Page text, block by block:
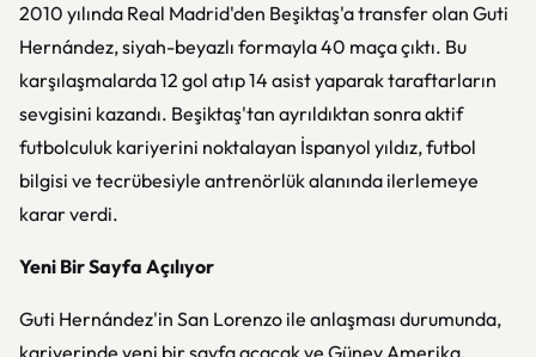
2010 yılında Real Madrid'den Beşiktaş'a transfer olan Guti
Hernández, siyah-beyazlı formayla 40 maça çıktı. Bu
karşılaşmalarda 12 gol atıp 14 asist yaparak taraftarların
sevgisini kazandı. Beşiktaş'tan ayrıldıktan sonra aktif
futbolculuk kariyerini noktalayan İspanyol yıldız, futbol
bilgisi ve tecrübesiyle antrenörlük alanında ilerlemeye
karar verdi.
Yeni Bir Sayfa Açılıyor
Guti Hernández'in San Lorenzo ile anlaşması durumunda,
kariyerinde yeni bir sayfa açacak ve Güney Amerika